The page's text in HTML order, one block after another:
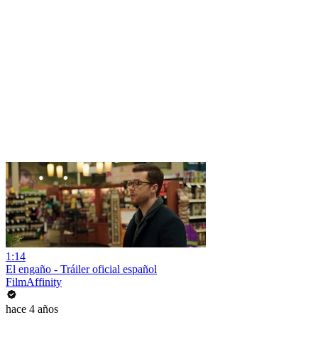
1:14
El engaño - Tráiler oficial español
FilmAffinity
hace 4 años